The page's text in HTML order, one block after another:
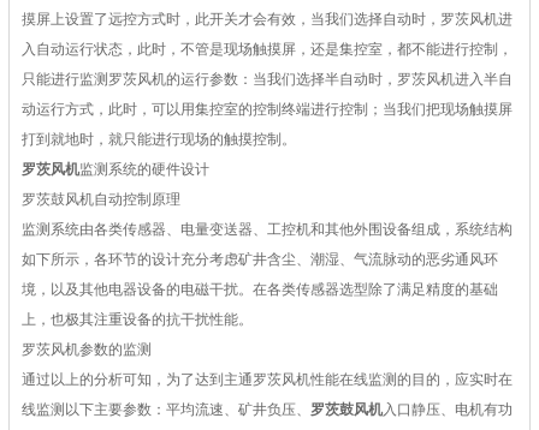
摸屏上设置了远控方式时，此开关才会有效，当我们选择自动时，罗茨风机进
入自动运行状态，此时，不管是现场触摸屏，还是集控室，都不能进行控制，
只能进行监测罗茨风机的运行参数：当我们选择半自动时，罗茨风机进入半自
动运行方式，此时，可以用集控室的控制终端进行控制；当我们把现场触摸屏
打到就地时，就只能进行现场的触摸控制。
罗茨风机监测系统的硬件设计
罗茨鼓风机自动控制原理
监测系统由各类传感器、电量变送器、工控机和其他外围设备组成，系统结构
如下所示，各环节的设计充分考虑矿井含尘、潮湿、气流脉动的恶劣通风环
境，以及其他电器设备的电磁干扰。在各类传感器选型除了满足精度的基础
上，也极其注重设备的抗干扰性能。
罗茨风机参数的监测
通过以上的分析可知，为了达到主通罗茨风机性能在线监测的目的，应实时在
线监测以下主要参数：平均流速、矿井负压、 罗茨鼓风机入口静压、电机有功